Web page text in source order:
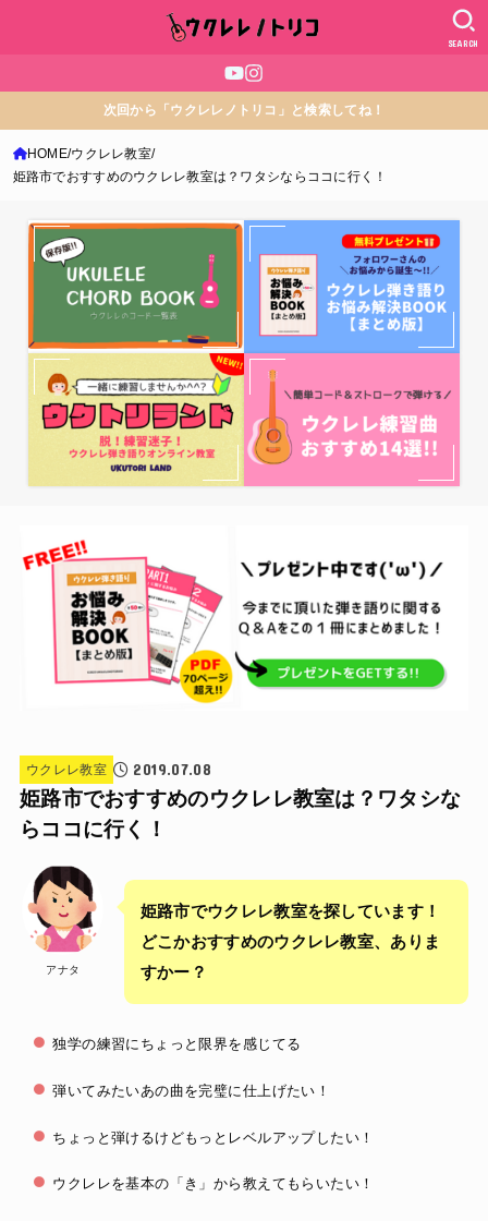
SEARCH
次回から「ウクレレノトリコ」と検索してね！
HOME ウクレレ教室
姫路市でおすすめのウクレレ教室は？ワタシならココに行く！
ウクレレ教室 2019.07.08
姫路市でおすすめのウクレレ教室は？ワタシな
らココに行く！
アナタ
姫路市でウクレレ教室を探しています！
どこかおすすめのウクレレ教室、ありま
すかー？
独学の練習にちょっと限界を感じてる
弾いてみたいあの曲を完璧に仕上げたい！
ちょっと弾けるけどもっとレベルアップしたい！
ウクレレを基本の「き」から教えてもらいたい！